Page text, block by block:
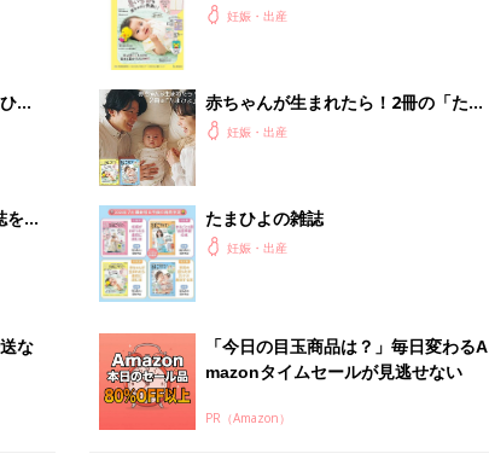
買
な
てのひよこクラブ 夏号』〈巻頭大特
妊娠・出産
赤ちゃんが生まれたら！2冊の「たま
ひよ」
妊娠・出産
たまひよの雑誌
妊娠・出産
「今日の目玉商品は？」毎日変わるA
mazonタイムセールが見逃せない
PR（Amazon）